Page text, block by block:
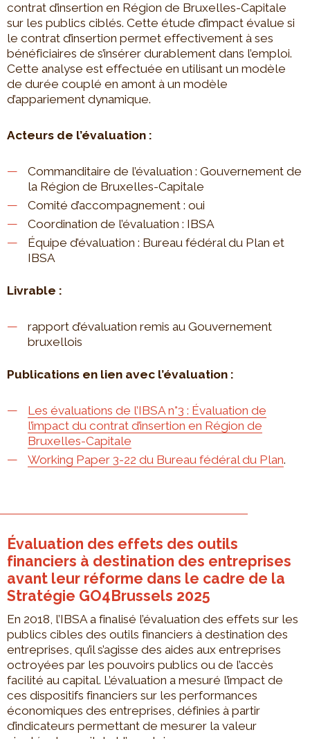
contrat d’insertion en Région de Bruxelles-Capitale
sur les publics ciblés. Cette étude d’impact évalue si
le contrat d’insertion permet effectivement à ses
bénéficiaires de s’insérer durablement dans l’emploi.
Cette analyse est effectuée en utilisant un modèle
de durée couplé en amont à un modèle
d’appariement dynamique.
Acteurs de l’évaluation :
Commanditaire de l’évaluation : Gouvernement de
la Région de Bruxelles-Capitale
Comité d’accompagnement : oui
Coordination de l’évaluation : IBSA
Équipe d’évaluation : Bureau fédéral du Plan et
IBSA
Livrable :
rapport d’évaluation remis au Gouvernement
bruxellois
Publications en lien avec l’évaluation :
Les évaluations de l’IBSA n°3 : Évaluation de
l’impact du contrat d’insertion en Région de
Bruxelles-Capitale
Working Paper 3-22 du Bureau fédéral du Plan.
Évaluation des effets des outils
financiers à destination des entreprises
avant leur réforme dans le cadre de la
Stratégie GO4Brussels 2025
En 2018, l’IBSA a finalisé l’évaluation des effets sur les
publics cibles des outils financiers à destination des
entreprises, qu’il s’agisse des aides aux entreprises
octroyées par les pouvoirs publics ou de l’accès
facilité au capital. L’évaluation a mesuré l’impact de
ces dispositifs financiers sur les performances
économiques des entreprises, définies à partir
d’indicateurs permettant de mesurer la valeur